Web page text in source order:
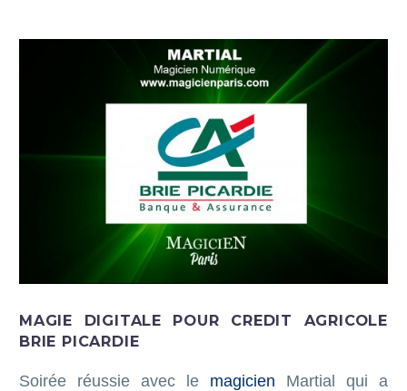
MAGIE DIGITALE POUR CREDIT AGRICOLE
BRIE PICARDIE
Soirée réussie avec le magicien Martial qui a